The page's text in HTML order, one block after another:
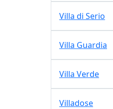
Villa di Serio
Villa Guardia
Villa Verde
Villadose